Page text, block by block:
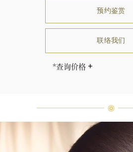
预约鉴赏
联络我们
*查询价格
宝石皆与众不同而采用独
式，重量和宝石的等级亦
如有疑问，敬请咨询客